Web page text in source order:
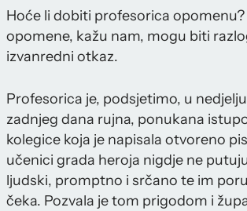
Hoće li dobiti profesorica opomenu?
opomene, kažu nam, mogu biti
izvanredni otkaz.
Profesorica je, podsjetimo, u
zadnjeg dana rujna, ponukana
kolegice koja je napisala otvoreno
učenici grada heroja nigdje ne
ljudski, promptno i srčano te im
čeka. Pozvala je tom prigodom i